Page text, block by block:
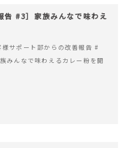
告 #3］家族みんなで味わえ
様サポート部からの改善報告 #
みんなで味わえるカレー粉を開